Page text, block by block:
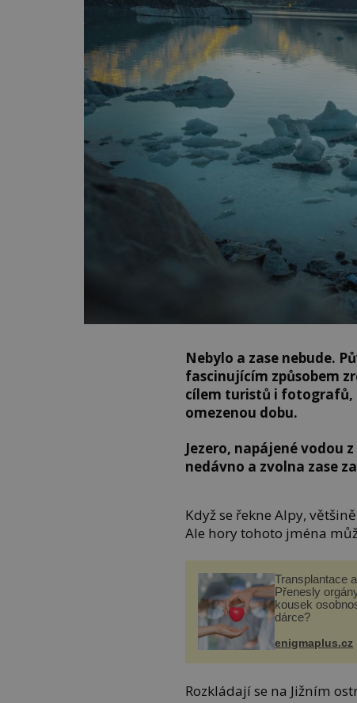
Nebylo a zase nebude.
fascinujícím způsobem
cílem turistů i fotografů,
omezenou dobu.
Jezero, napájené vodou
nedávno a zvolna zase
Když se řekne Alpy,
Ale hory tohoto jména
Transplantace
Přenesly
kousek
dárce?
enigmaplus.cz
Rozkládají se na Jižním